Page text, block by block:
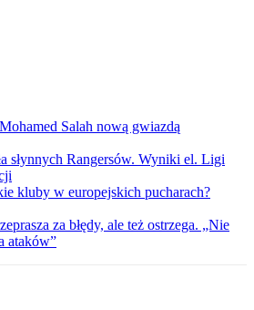
Salah nową gwiazdą
słynnych Rangersów. Wyniki el. Ligi
kluby w europejskich pucharach?
za błędy, ale też ostrzega. „Nie
ataków”